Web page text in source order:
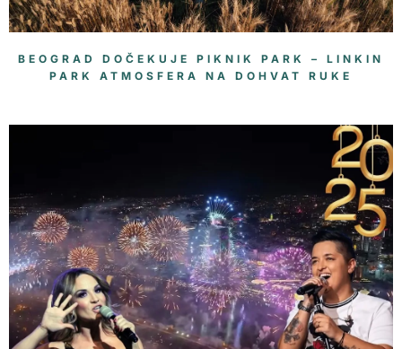
BEOGRAD DOČEKUJE PIKNIK PARK – LINKIN
PARK ATMOSFERA NA DOHVAT RUKE